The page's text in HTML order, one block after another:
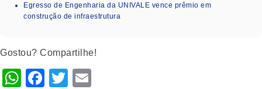
Egresso de Engenharia da UNIVALE vence prêmio em
construção de infraestrutura
Gostou? Compartilhe!
WhatsApp
Facebook
Twitter